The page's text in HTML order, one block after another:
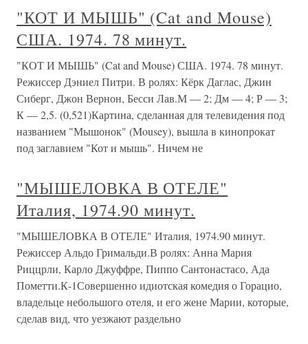
"КОТ И МЫШЬ" (Cat and Mouse)
США. 1974. 78 минут.
"КОТ И МЫШЬ" (Cat and Mouse) США. 1974. 78 минут.
Режиссер Дэниел Питри. В ролях: Кёрк Даглас, Джин
Сиберг, Джон Вернон, Бесси Лав.М — 2; Дм — 4; Р — 3;
К — 2,5. (0,521)Картина, сделанная для телевидения под
названием "Мышонок" (Mousey), вышла в кинопрокат
под заглавием "Кот и мышь". Ничем не
"МЫШЕЛОВКА В ОТЕЛЕ"
Италия, 1974.90 минут.
"МЫШЕЛОВКА В ОТЕЛЕ" Италия, 1974.90 минут.
Режиссер Альдо Гримальди.В ролях: Анна Мария
Риццрли, Карло Джуффре, Пиппо Сантонастасо, Ада
Пометти.К-1Совершенно идиотская комедия о Горацио,
владельце небольшого отеля, и его жене Марии, которые,
сделав вид, что уезжают раздельно